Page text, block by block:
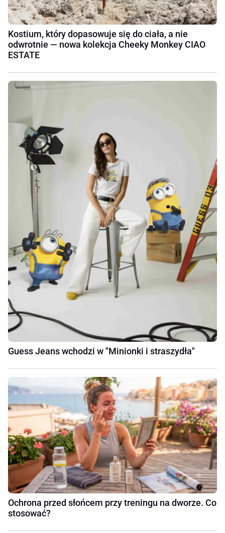
Kostium, który dopasowuje się do ciała, a nie
odwrotnie — nowa kolekcja Cheeky Monkey CIAO
ESTATE
Guess Jeans wchodzi w "Minionki i straszydła"
Ochrona przed słońcem przy treningu na dworze. Co
stosować?